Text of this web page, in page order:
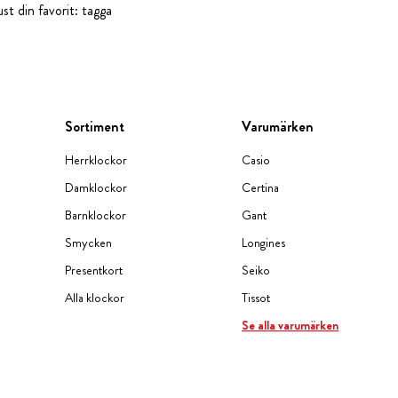
din favorit: tagga
Sortiment
Herrklockor
Damklockor
Barnklockor
Smycken
Presentkort
Alla klockor
Varumärken
Casio
Certina
Gant
Longines
Seiko
Tissot
Se alla varumärken